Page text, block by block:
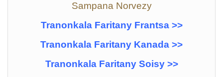
Sampana Norvezy
Tranonkala Faritany Frantsa >>
Tranonkala Faritany Kanada >>
Tranonkala Faritany Soisy >>